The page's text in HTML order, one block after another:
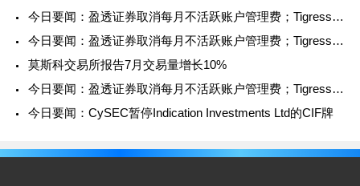
今日要闻：盈透证券取消每月不活跃账户管理费；Tigress Fi
今日要闻：盈透证券取消每月不活跃账户管理费；Tigress Fi
莫斯科交易所报告7月交易量增长10%
今日要闻：盈透证券取消每月不活跃账户管理费；Tigress Fi
今日要闻：CySEC暂停Indication Investments Ltd的CIF牌